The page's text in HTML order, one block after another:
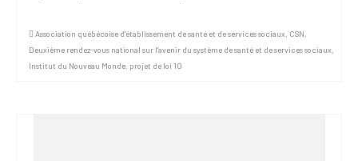
Association québécoise d'établissement de santé et de services sociaux, CSN,
Deuxième rendez-vous national sur l'avenir du système de santé et de services sociaux,
Institut du Nouveau Monde, projet de loi 10